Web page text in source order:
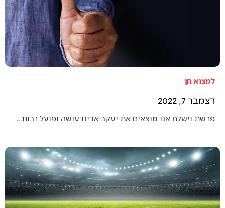
למצוא חן
דצמבר 7, 2022
פרשת וישלח אנו מוצאים את יעקב אבינו עושה ופועל רבות…